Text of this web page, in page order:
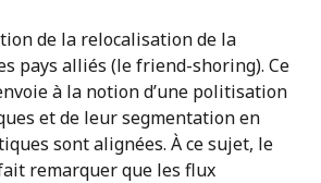
de la relocalisation de la
pays alliés (le friend-shoring). Ce
à la notion d’une politisation
et de leur segmentation en
sont alignées. À ce sujet, le
remarquer que les flux